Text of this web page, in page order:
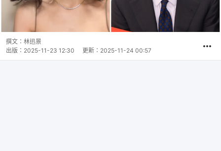
撰文： 林迅景
出版： 2025-11-23 12:30 更新： 2025-11-24 00:57